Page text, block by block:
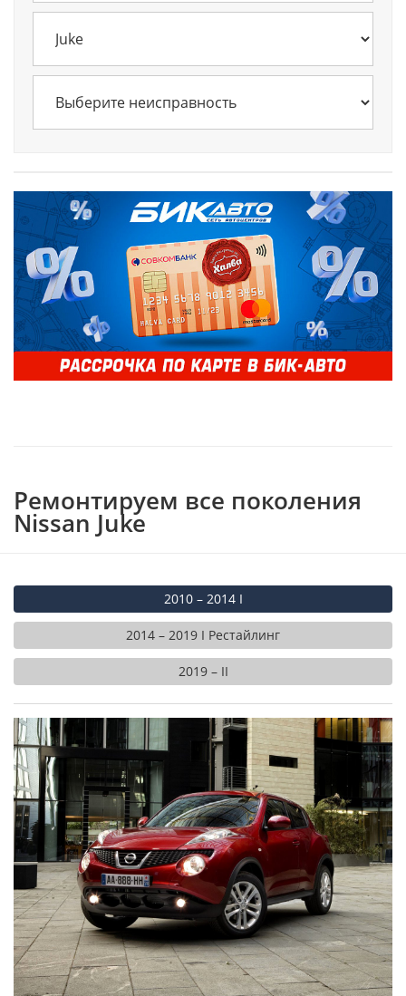
Ремонтируем все поколения
Nissan Juke
2010 – 2014 I
2014 – 2019 I Рестайлинг
2019 – II